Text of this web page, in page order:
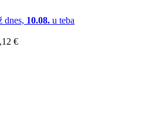
dnes, 10.08. u teba
€